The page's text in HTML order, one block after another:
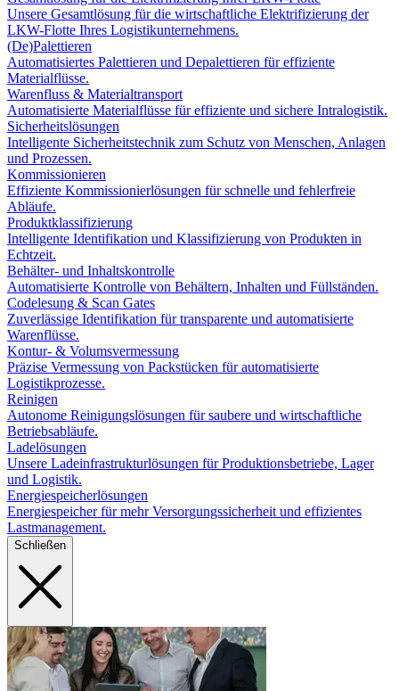
Unsere Gesamtlösung für die wirtschaftliche Elektrifizierung der
LKW-Flotte Ihres Logistikunternehmens.
(De)Palettieren
Automatisiertes Palettieren und Depalettieren für effiziente
Materialflüsse.
Warenfluss & Materialtransport
Automatisierte Materialflüsse für effiziente und sichere Intralogistik.
Sicherheitslösungen
Intelligente Sicherheitstechnik zum Schutz von Menschen, Anlagen
und Prozessen.
Kommissionieren
Effiziente Kommissionierlösungen für schnelle und fehlerfreie
Abläufe.
Produktklassifizierung
Intelligente Identifikation und Klassifizierung von Produkten in
Echtzeit.
Behälter- und Inhaltskontrolle
Automatisierte Kontrolle von Behältern, Inhalten und Füllständen.
Codelesung & Scan Gates
Zuverlässige Identifikation für transparente und automatisierte
Warenflüsse.
Kontur- & Volumsvermessung
Präzise Vermessung von Packstücken für automatisierte
Logistikprozesse.
Reinigen
Autonome Reinigungslösungen für saubere und wirtschaftliche
Betriebsabläufe.
Ladelösungen
Unsere Ladeinfrastrukturlösungen für Produktionsbetriebe, Lager
und Logistik.
Energiespeicherlösungen
Energiespeicher für mehr Versorgungssicherheit und effizientes
Lastmanagement.
Schließen